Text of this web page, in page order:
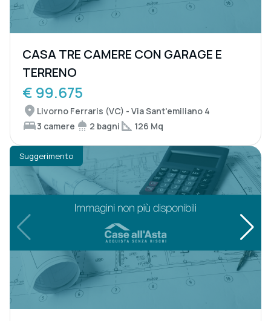
CASA TRE CAMERE CON GARAGE E
TERRENO
€ 99.675
Livorno Ferraris (VC) - Via Sant'emiliano 4
3 camere
2 bagni 126 Mq
Suggerimento